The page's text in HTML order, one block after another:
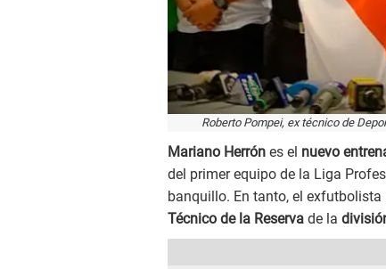
Roberto Pompei, ex técnico de
Mariano Herrón es el nuevo
del primer equipo de la Liga
banquillo. En tanto, el exfutbolista
Técnico de la Reserva de la